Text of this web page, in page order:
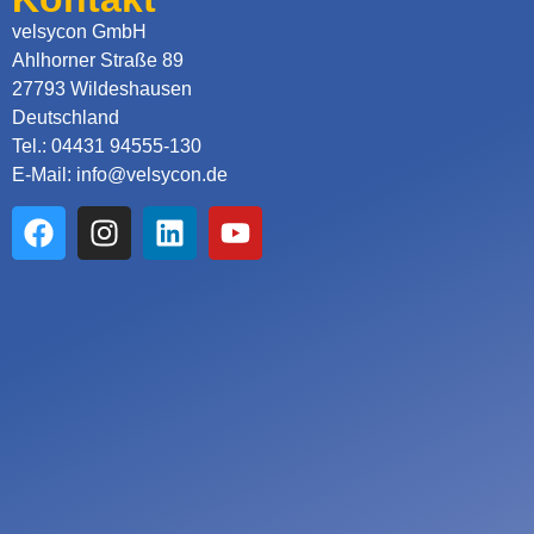
velsycon GmbH
Ahlhorner Straße 89
27793 Wildeshausen
Deutschland
Tel.: 04431 94555-130
E-Mail: info@velsycon.de